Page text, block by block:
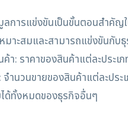
ลการแข่งขันเป็นขั้นตอนสำคั
มาะสมและสามารถแข่งขันกับ
ค้า: ราคาของสินค้าแต่ละประเ
จำนวนขายของสินค้าแต่ละปร
ได้ทั้งหมดของธุรกิจอื่นๆ